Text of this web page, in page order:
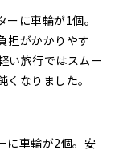
に車輪が1個。
担がかかりやす
い旅行ではスムー
なりました。
に車輪が2個。安